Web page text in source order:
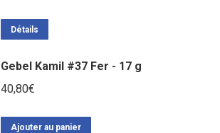
Détails
Gebel Kamil #37 Fer - 17 g
40,80€
Ajouter au panier